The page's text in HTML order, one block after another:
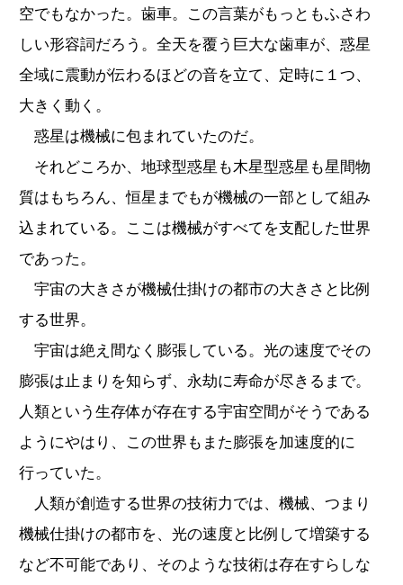
空でもなかった。歯車。この言葉がもっともふさわ
しい形容詞だろう。全天を覆う巨大な歯車が、惑星
全域に震動が伝わるほどの音を立て、定時に１つ、
大きく動く。
惑星は機械に包まれていたのだ。
それどころか、地球型惑星も木星型惑星も星間物
質はもちろん、恒星までもが機械の一部として組み
込まれている。ここは機械がすべてを支配した世界
であった。
宇宙の大きさが機械仕掛けの都市の大きさと比例
する世界。
宇宙は絶え間なく膨張している。光の速度でその
膨張は止まりを知らず、永劫に寿命が尽きるまで。
人類という生存体が存在する宇宙空間がそうである
ようにやはり、この世界もまた膨張を加速度的に
行っていた。
人類が創造する世界の技術力では、機械、つまり
機械仕掛けの都市を、光の速度と比例して増築する
など不可能であり、そのような技術は存在すらしな